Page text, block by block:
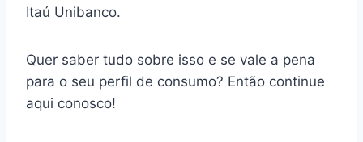
Itaú Unibanco.
Quer saber tudo sobre isso e se vale a pena
para o seu perfil de consumo? Então continue
aqui conosco!